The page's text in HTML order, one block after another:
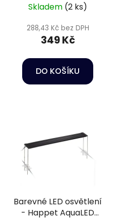
Skladem (2 ks)
288,43 Kč bez DPH
349 Kč
DO KOŠÍKU
Barevné LED osvětlení
- Happet AquaLED